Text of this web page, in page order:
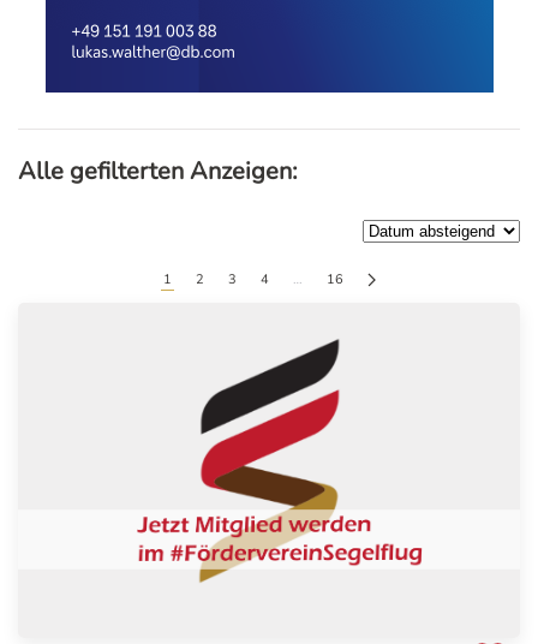
Alle gefilterten Anzeigen:
1 2 3 4 … 16